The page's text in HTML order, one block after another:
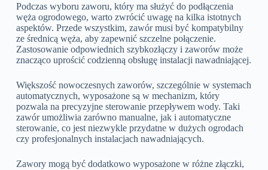
Podczas wyboru zaworu, który ma służyć do podłączenia
węża ogrodowego, warto zwrócić uwagę na kilka istotnych
aspektów. Przede wszystkim, zawór musi być kompatybilny
ze średnicą węża, aby zapewnić szczelne połączenie.
Zastosowanie odpowiednich szybkozłączy i zaworów może
znacząco uprościć codzienną obsługę instalacji nawadniającej.
Większość nowoczesnych zaworów, szczególnie w systemach
automatycznych, wyposażone są w mechanizm, który
pozwala na precyzyjne sterowanie przepływem wody. Taki
zawór umożliwia zarówno manualne, jak i automatyczne
sterowanie, co jest niezwykle przydatne w dużych ogrodach
czy profesjonalnych instalacjach nawadniających.
Zawory mogą być dodatkowo wyposażone w różne złączki,